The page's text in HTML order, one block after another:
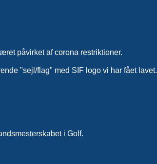
påvirket af corona restriktioner.
"sejl/flag" med SIF logo vi har fået lavet.
i Golf.